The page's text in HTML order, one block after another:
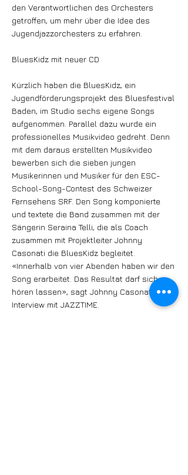
den Verantwortlichen des Orchesters
getroffen, um mehr über die Idee des
Jugendjazzorchesters zu erfahren.
BluesKidz mit neuer CD
Kürzlich haben die BluesKidz, ein
Jugendförderungsprojekt des Bluesfestival
Baden, im Studio sechs eigene Songs
aufgenommen. Parallel dazu wurde ein
professionelles Musikvideo gedreht. Denn
mit dem daraus erstellten Musikvideo
bewerben sich die sieben jungen
Musikerinnen und Musiker für den ESC-
School-Song-Contest des Schweizer
Fernsehens SRF. Den Song komponierte
und textete die Band zusammen mit der
Sängerin Seraina Telli, die als Coach
zusammen mit Projektleiter Johnny
Casonati die BluesKidz begleitet.
«Innerhalb von vier Abenden haben wir den
Song erarbeitet. Das Resultat darf sich
hören lassen», sagt Johnny Casonati im
Interview mit JAZZTIME.